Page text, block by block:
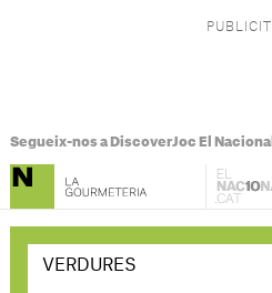
Segueix-nos a DiscoverJoc El Nacional
VERDURES